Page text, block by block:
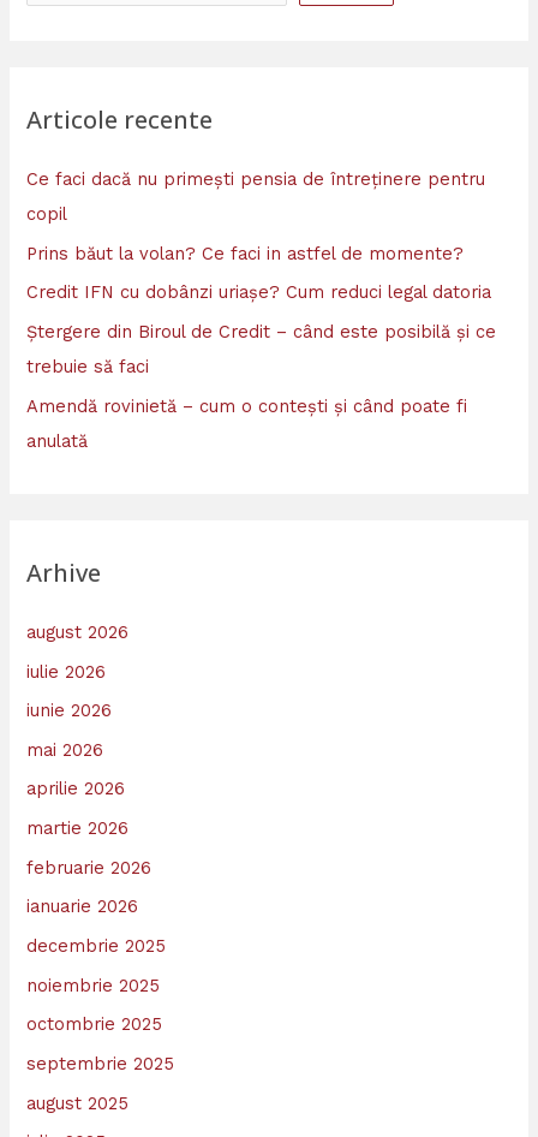
Articole recente
Ce faci dacă nu primești pensia de întreținere pentru
copil
Prins băut la volan? Ce faci in astfel de momente?
Credit IFN cu dobânzi uriașe? Cum reduci legal datoria
Ștergere din Biroul de Credit – când este posibilă și ce
trebuie să faci
Amendă rovinietă – cum o contești și când poate fi
anulată
Arhive
august 2026
iulie 2026
iunie 2026
mai 2026
aprilie 2026
martie 2026
februarie 2026
ianuarie 2026
decembrie 2025
noiembrie 2025
octombrie 2025
septembrie 2025
august 2025